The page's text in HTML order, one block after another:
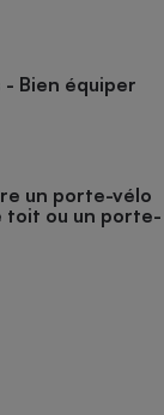
Bien équiper
un porte-vélo
toit ou un porte-